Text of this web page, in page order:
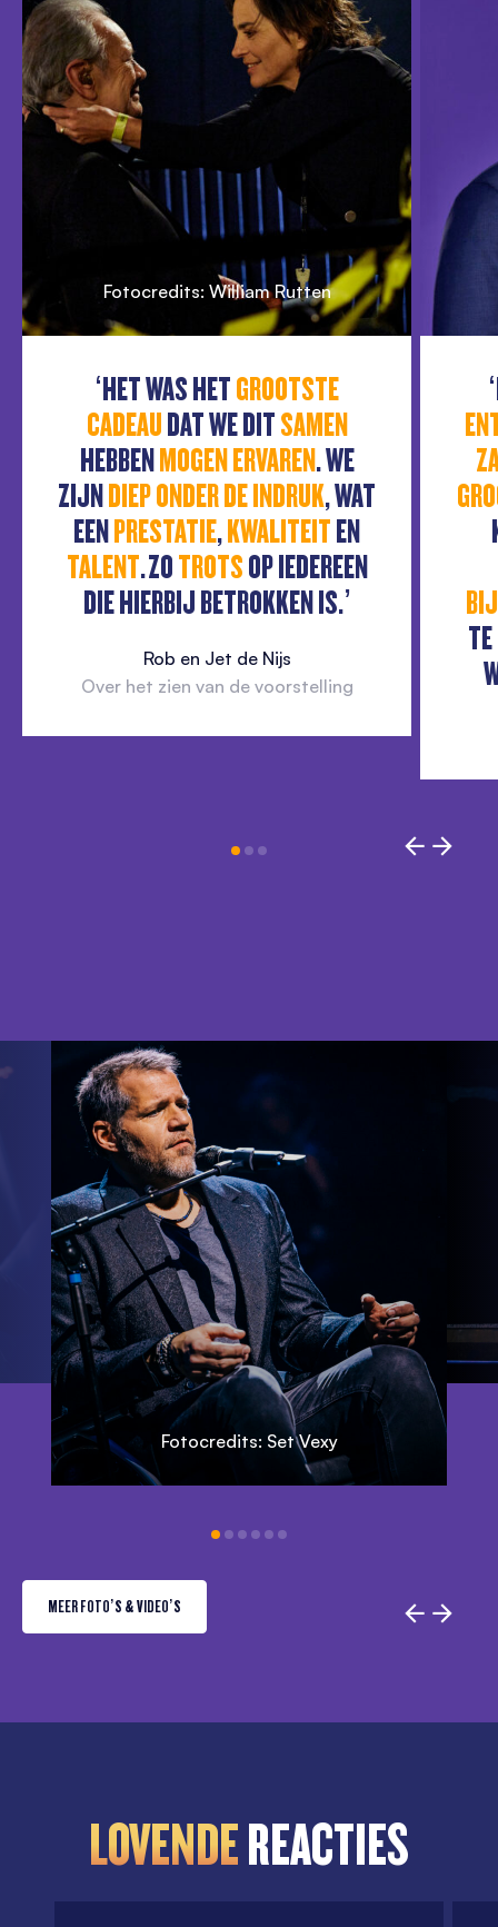
Fotocredits: William Rutten
‘HET WAS HETGROOTSTE
CADEAUDAT WE DITSAMEN
HEBBENMOGEN ERVAREN. WE
ZIJNDIEP ONDER DE INDRUK, WAT
EENPRESTATIE,KWALITEITEN
TALENT. ZOTROTSOP IEDEREEN
DIE HIERBIJ BETROKKEN IS.’
Rob en Jet de Nijs
Over het zien van de voorstelling
Fotocredits: Set Vexy
MEER FOTO’S & VIDEO’S
LOVENDEREACTIES